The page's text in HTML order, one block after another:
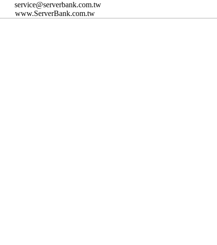
service@serverbank.com.tw
www.ServerBank.com.tw